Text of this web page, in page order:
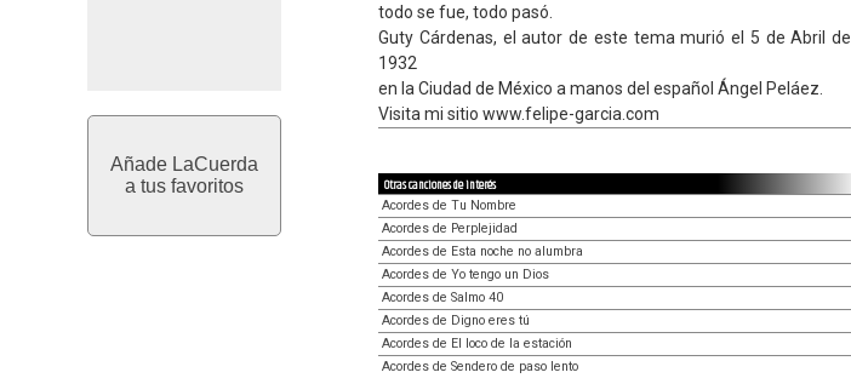
Añade LaCuerda
a tus favoritos
todo se fue, todo pasó.
Guty Cárdenas, el autor de este tema murió el 5 de Abril de
1932
en la Ciudad de México a manos del español Ángel Peláez.
Visita mi sitio www.felipe-garcia.com
Otras canciones de interés
Acordes de Tu Nombre
Acordes de Perplejidad
Acordes de Esta noche no alumbra
Acordes de Yo tengo un Dios
Acordes de Salmo 40
Acordes de Digno eres tú
Acordes de El loco de la estación
Acordes de Sendero de paso lento